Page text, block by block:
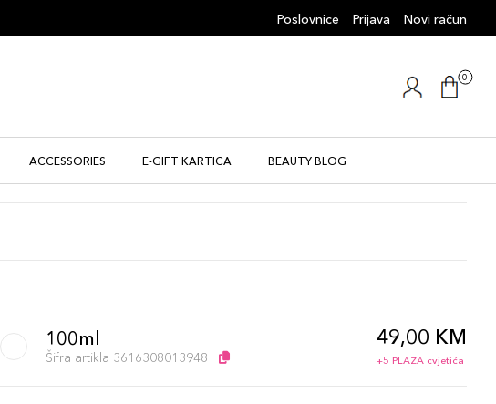
Poslovnice Prijava Novi račun
0
ACCESSORIES E-GIFT KARTICA BEAUTY BLOG
100ml
Šifra artikla 3616308013948
49,00 KM
+5 PLAZA cvjetića